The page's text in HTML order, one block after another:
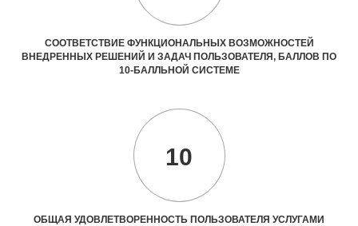
СООТВЕТСТВИЕ ФУНКЦИОНАЛЬНЫХ ВОЗМОЖНОСТЕЙ
ВНЕДРЕННЫХ РЕШЕНИЙ И ЗАДАЧ ПОЛЬЗОВАТЕЛЯ, БАЛЛОВ ПО
10-БАЛЛЬНОЙ СИСТЕМЕ
10
ОБЩАЯ УДОВЛЕТВОРЕННОСТЬ ПОЛЬЗОВАТЕЛЯ УСЛУГАМИ